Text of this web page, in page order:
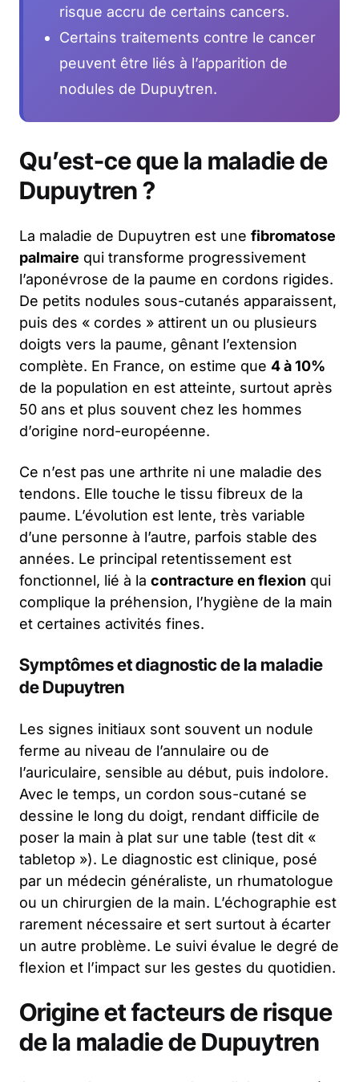
risque accru de certains cancers.
Certains traitements contre le cancer
peuvent être liés à l’apparition de
nodules de Dupuytren.
Qu’est-ce que la maladie de
Dupuytren ?
La maladie de Dupuytren est une fibromatose
palmaire qui transforme progressivement
l’aponévrose de la paume en cordons rigides.
De petits nodules sous-cutanés apparaissent,
puis des « cordes » attirent un ou plusieurs
doigts vers la paume, gênant l’extension
complète. En France, on estime que 4 à 10%
de la population en est atteinte, surtout après
50 ans et plus souvent chez les hommes
d’origine nord-européenne.
Ce n’est pas une arthrite ni une maladie des
tendons. Elle touche le tissu fibreux de la
paume. L’évolution est lente, très variable
d’une personne à l’autre, parfois stable des
années. Le principal retentissement est
fonctionnel, lié à la contracture en flexion qui
complique la préhension, l’hygiène de la main
et certaines activités fines.
Symptômes et diagnostic de la maladie
de Dupuytren
Les signes initiaux sont souvent un nodule
ferme au niveau de l’annulaire ou de
l’auriculaire, sensible au début, puis indolore.
Avec le temps, un cordon sous-cutané se
dessine le long du doigt, rendant difficile de
poser la main à plat sur une table (test dit «
tabletop »). Le diagnostic est clinique, posé
par un médecin généraliste, un rhumatologue
ou un chirurgien de la main. L’échographie est
rarement nécessaire et sert surtout à écarter
un autre problème. Le suivi évalue le degré de
flexion et l’impact sur les gestes du quotidien.
Origine et facteurs de risque
de la maladie de Dupuytren